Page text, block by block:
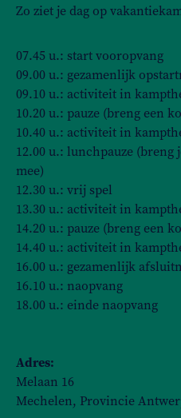
Zo ziet je dag op
07.45 u.: start vooropvang
09.00 u.: gezamenlijk
09.10 u.: activiteit in
10.20 u.: pauze (breng een
10.40 u.: activiteit in
12.00 u.: lunchpauze
mee)
12.30 u.: vrij spel
13.30 u.: activiteit in
14.20 u.: pauze (breng een
14.40 u.: activiteit in
16.00 u.: gezamenlijk
16.10 u.: naopvang
18.00 u.: einde naopvang
Adres:
Melaan 16
Mechelen, Provincie